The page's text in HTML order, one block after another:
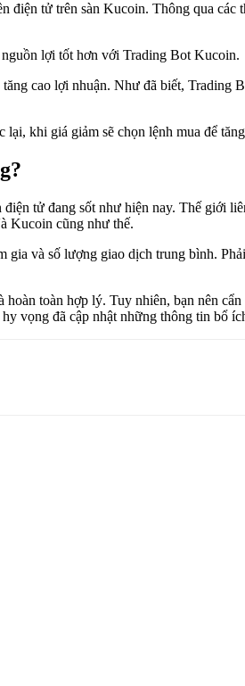
tử trên sàn Kucoin. Thông qua
lợi tốt hơn với Trading Bot Kucoin.
cao lợi nhuận. Như đã biết, Trading
khi giá giảm sẽ chọn lệnh mua để
tử đang sốt như hiện nay. Thế giới
Kucoin cũng như thế.
và số lượng giao dịch trung bình.
toàn hợp lý. Tuy nhiên, bạn nên
vọng đã cập nhật những thông tin bổ